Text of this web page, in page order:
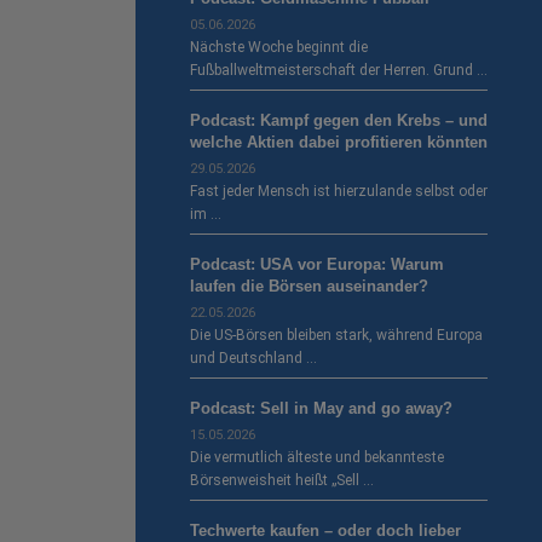
05.06.2026
Nächste Woche beginnt die
Fußballweltmeisterschaft der Herren. Grund …
Podcast: Kampf gegen den Krebs – und
welche Aktien dabei profitieren könnten
29.05.2026
Fast jeder Mensch ist hierzulande selbst oder
im …
Podcast: USA vor Europa: Warum
laufen die Börsen auseinander?
22.05.2026
Die US-Börsen bleiben stark, während Europa
und Deutschland …
Podcast: Sell in May and go away?
15.05.2026
Die vermutlich älteste und bekannteste
Börsenweisheit heißt „Sell …
Techwerte kaufen – oder doch lieber